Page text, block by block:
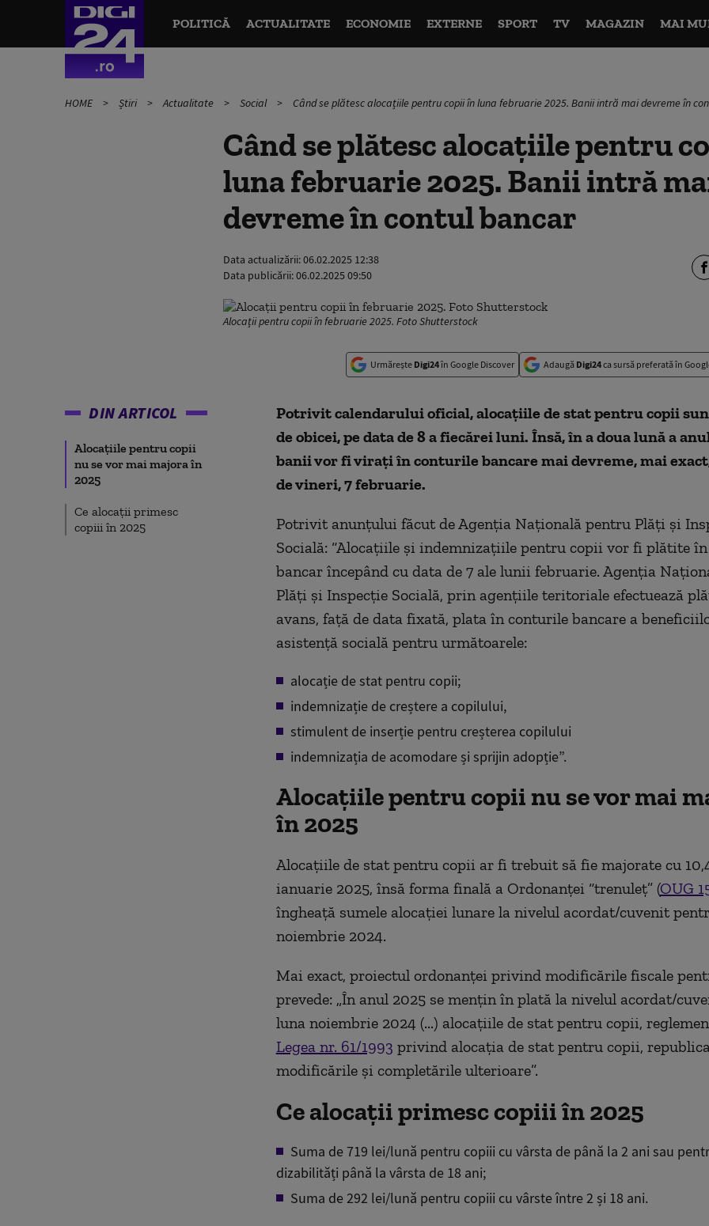
POLITICĂ ACTUALITATE ECONOMIE EXTERNE SPORT TV MAGAZIN MAI
HOME Știri Actualitate Social Când se plătesc alocațiile pentru copii în luna februarie 2025. Banii intră mai devreme în
Când se plătesc alocațiile pentru
luna februarie 2025. Banii intră
devreme în contul bancar
Data actualizării:06.02.2025 12:38
Data publicării:06.02.2025 09:50
Alocații pentru copii în februarie 2025. Foto Shutterstock
Urmărește Digi24în Google Discover Adaugă Digi24ca sursă preferată în
DIN ARTICOL
Alocațiile pentru copii
nu se vor mai majora în
2025
Ce alocații primesc
copiii în 2025
Potrivit calendarului oficial, alocațiile de stat pentru copii
de obicei, pe data de 8 a fiecărei luni. Însă, în a doua lună a
banii vor fi virați în conturile bancare mai devreme, mai
de vineri, 7 februarie.
Potrivit anunțului făcut de Agenția Națională pentru Plăți și
Socială: “Alocațiile și indemnizațiile pentru copii vor fi plătite
bancar începând cu data de 7 ale lunii februarie. Agenția
Plăți și Inspecție Socială, prin agențiile teritoriale efectuează
avans, față de data fixată, plata în conturile bancare a
asistență socială pentru următoarele:
alocație de stat pentru copii;
indemnizație de creștere a copilului,
stimulent de inserție pentru creșterea copilului
indemnizația de acomodare și sprijin adopție”.
Alocațiile pentru copii nu se vor mai
în 2025
Alocațiile de stat pentru copii ar fi trebuit să fie majorate cu
ianuarie 2025, însă forma finală a Ordonanței “trenuleț” (OUG
îngheață sumele alocației lunare la nivelul acordat/cuvenit
noiembrie 2024.
Mai exact, proiectul ordonanței privind modificările fiscale
prevede: „În anul 2025 se menţin în plată la nivelul acordat/
luna noiembrie 2024 (...) alocațiile de stat pentru copii,
Legea nr. 61/1993 privind alocaţia de stat pentru copii,
modificările și completările ulterioare”.
Ce alocații primesc copiii în 2025
Suma de 719 lei/lună pentru copiii cu vârsta de până la 2 ani sau
dizabilități până la vârsta de 18 ani;
Suma de 292 lei/lună pentru copiii cu vârste între 2 și 18 ani.